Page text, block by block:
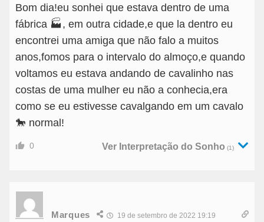
Bom dia!eu sonhei que estava dentro de uma
fábrica 🏭, em outra cidade,e que la dentro eu
encontrei uma amiga que não falo a muitos
anos,fomos para o intervalo do almoço,e quando
voltamos eu estava andando de cavalinho nas
costas de uma mulher eu não a conhecia,era
como se eu estivesse cavalgando em um cavalo
🐎 normal!
0 Ver Interpretação do Sonho (1)
Marques 19 de setembro de 2022 19:19